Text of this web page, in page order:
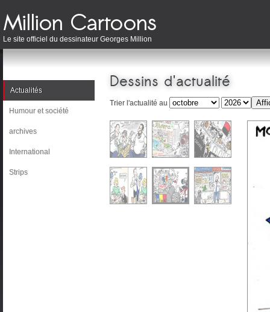
Le site officiel du dessinateur Georges Million
Actualités
Humour et société
archives
International
Strips
Dessins d'actualité
Trier l'actualité au